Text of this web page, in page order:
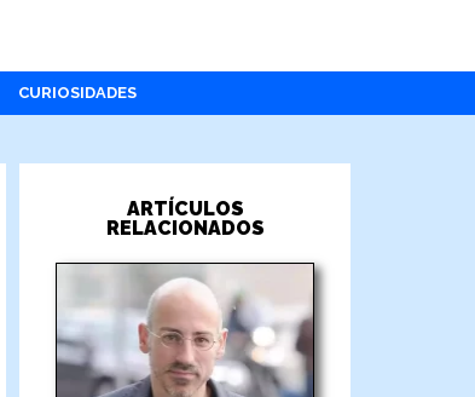
CURIOSIDADES
ARTÍCULOS
RELACIONADOS